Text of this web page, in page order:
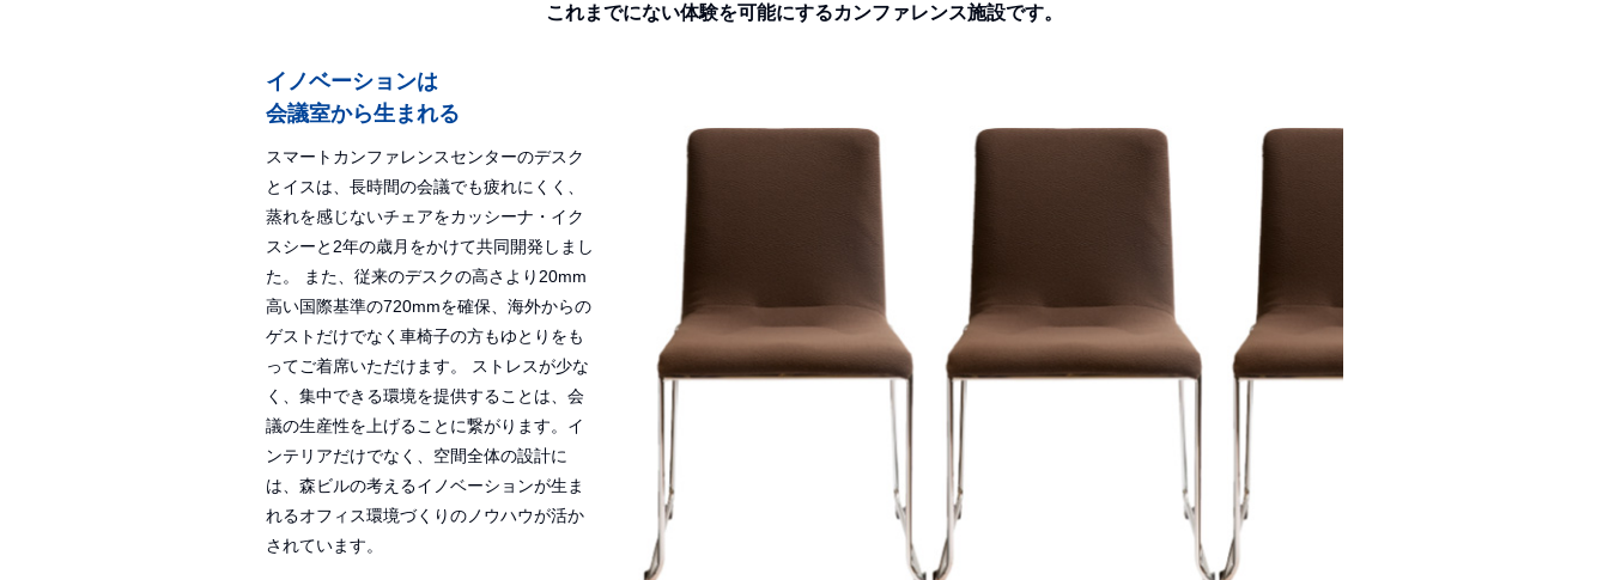
これまでにない体験を可能にするカンファレンス施設です。
イノベーションは
会議室から生まれる
スマートカンファレンスセンターのデスク
とイスは、長時間の会議でも疲れにくく、
蒸れを感じないチェアをカッシーナ・イク
スシーと2年の歳月をかけて共同開発しまし
た。 また、従来のデスクの高さより20mm
高い国際基準の720mmを確保、海外からの
ゲストだけでなく車椅子の方もゆとりをも
ってご着席いただけます。 ストレスが少な
く、集中できる環境を提供することは、会
議の生産性を上げることに繋がります。イ
ンテリアだけでなく、空間全体の設計に
は、森ビルの考えるイノベーションが生ま
れるオフィス環境づくりのノウハウが活か
されています。